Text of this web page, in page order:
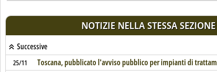
NOTIZIE NELLA STESSA SEZIONE
Successive
25/11 Toscana, pubblicato l'avviso pubblico per impianti di